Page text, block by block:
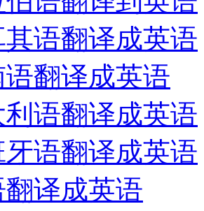
其语翻译成英语
语翻译成英语
语翻译成英语
语翻译成英语
译成英语